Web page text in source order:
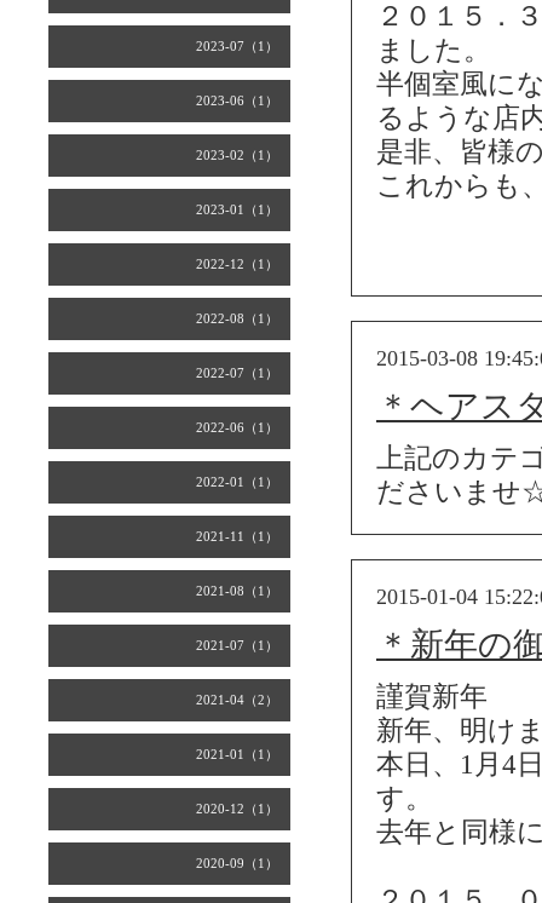
2023-07（1）
2023-06（1）
2023-02（1）
2023-01（1）
2022-12（1）
2022-08（1）
2022-07（1）
2022-06（1）
2022-01（1）
2021-11（1）
2021-08（1）
2021-07（1）
2021-04（2）
2021-01（1）
2020-12（1）
2020-09（1）
２０１５．
ました。
半個室風に
るような店
是非、皆様
これからも
2015-03-08
＊ヘアス
上記のカテ
ださいませ
2015-01-04
＊新年の
謹賀新年
新年、明け
本日、1月4
す。
去年と同様